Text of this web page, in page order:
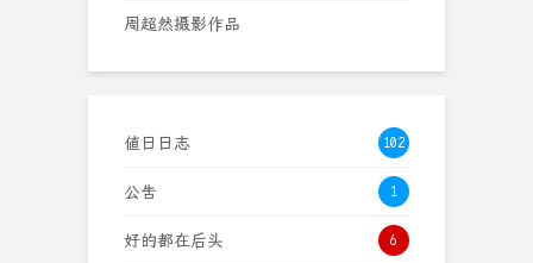
周超然摄影作品
值日日志 102
公告 1
好的都在后头 6